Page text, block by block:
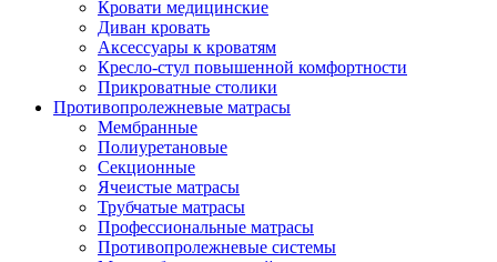
Кровати медицинские
Диван кровать
Аксессуары к кроватям
Кресло-стул повышенной комфортности
Прикроватные столики
Противопролежневые матрасы
Мембранные
Полиуретановые
Секционные
Ячеистые матрасы
Трубчатые матрасы
Профессиональные матрасы
Противопролежневые системы